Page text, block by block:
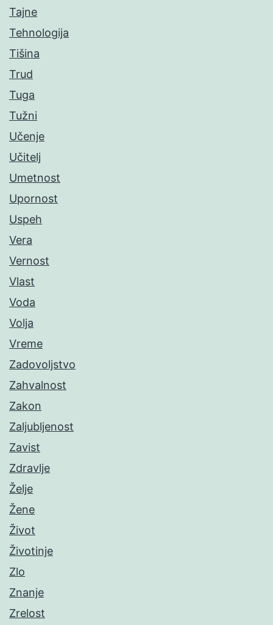
Tajne
Tehnologija
Tišina
Trud
Tuga
Tužni
Učenje
Učitelj
Umetnost
Upornost
Uspeh
Vera
Vernost
Vlast
Voda
Volja
Vreme
Zadovoljstvo
Zahvalnost
Zakon
Zaljubljenost
Zavist
Zdravlje
Želje
Žene
Život
Životinje
Zlo
Znanje
Zrelost